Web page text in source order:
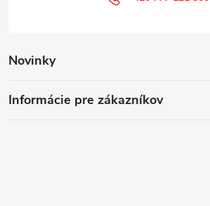
Novinky
Informácie pre zákazníkov